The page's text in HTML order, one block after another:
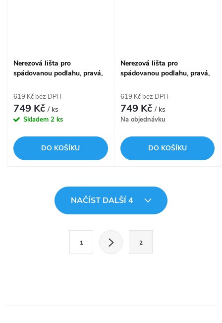
Nerezová lišta pro
spádovanou podlahu, pravá,
APZ902M/1200
619 Kč bez DPH
749 Kč/ ks
Skladem 2 ks
DO KOŠÍKU
Nerezová lišta pro
spádovanou podlahu, pravá,
APZ904M/1200
619 Kč bez DPH
749 Kč/ ks
Na objednávku
DO KOŠÍKU
NAČÍST DALŠÍ 4
k
1 2